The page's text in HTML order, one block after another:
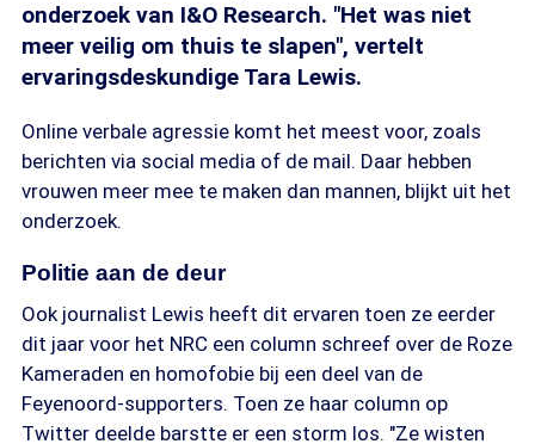
onderzoek van I&O Research. "Het was niet
meer veilig om thuis te slapen", vertelt
ervaringsdeskundige Tara Lewis.
Online verbale agressie komt het meest voor, zoals
berichten via social media of de mail. Daar hebben
vrouwen meer mee te maken dan mannen, blijkt uit het
onderzoek.
Politie aan de deur
Ook journalist Lewis heeft dit ervaren toen ze eerder
dit jaar voor het NRC een column schreef over de Roze
Kameraden en homofobie bij een deel van de
Feyenoord-supporters. Toen ze haar column op
Twitter deelde barstte er een storm los. "Ze wisten